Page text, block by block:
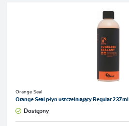
Orange Seal
Orange Seal płyn uszczelniający Regular 237ml
Dostępny